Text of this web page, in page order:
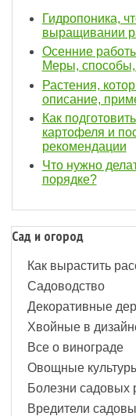
Гидропоника,
выращивании
Осенние
Меры,
Растения,
описание,
Как
картофеля и
рекомендации
Что нужно
порядке?
Сад и огород
Как вырастить
Садоводство
Декоративные
Хвойные в
Все о винограде
Овощные
Болезни садовых
Вредители